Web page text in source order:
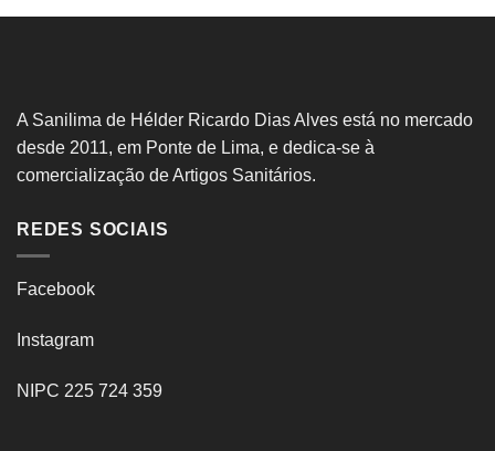
A Sanilima de Hélder Ricardo Dias Alves está no mercado
desde 2011, em Ponte de Lima, e dedica-se à
comercialização de Artigos Sanitários.
REDES SOCIAIS
Facebook
Instagram
NIPC 225 724 359